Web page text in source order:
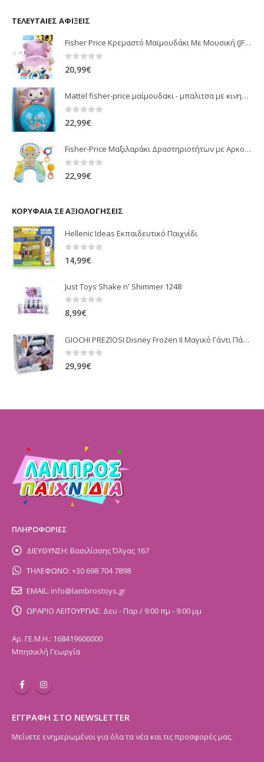
ΤΕΛΕΥΤΑΊΕΣ ΑΦΊΞΕΙΣ
Fisher Price Κρεμαστό Μαϊμουδάκι Με Μουσική (JFF02)
0 out of 5
20,99€
Mattel fisher-price μαίμουδακι - μπαλιτσα με κινηση JLB95
22,99€
Fisher-Price Μαξιλαράκι Δραστηριοτήτων με Αρκουδάκι (JHB44)
22,99€
ΚΟΡΥΦΑΊΑ ΣΕ ΑΞΙΟΛΟΓΉΣΕΙΣ
Hellenic Ideas Εκπαιδευτικό Παιχνίδι
14,99€
Just Toys Shake n' Shimmer 1248
0 out of 5
8,99€
GIOCHI PREZIOSI Disney Frozen II Μαγικό Γάντι Πάγου Ψυχρά Και Ανάποδα 2 (FRN71000)
0 out of 5
29,99€
ΠΛΗΡΟΦΟΡΙΕΣ
ΔΙΕΥΘΥΝΣΗ: Βασιλίσσης Όλγας 167
ΤΗΛΕΦΩΝΟ: +30 698 704 7898
EMAIL: info@lambrostoys.gr
ΩΡΑΡΙΟ ΛΕΙΤΟΥΡΓΙΑΣ: Δευ - Παρ / 9:00 πμ - 9:00 μμ
Αρ. ΓΕ.Μ.Η.: 168419606000
Μπησικλή Γεωργία
ΕΓΓΡΑΦΗ ΣΤΟ NEWSLETTER
Μείνετε ενημερωμένοι για όλα τα νέα και τις προσφορές μας.